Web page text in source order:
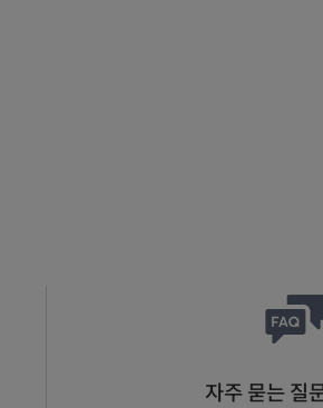
자주 묻는 질